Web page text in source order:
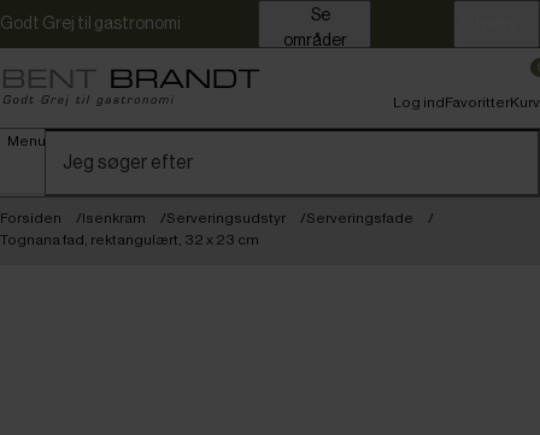
Godt Grej til gastronomi
områder
Menu
Log indFavoritterKurv
Forsiden Isenkram Serveringsudstyr
Serveringsfade
Tognana fad, rektangulært, 32 x 23 cm